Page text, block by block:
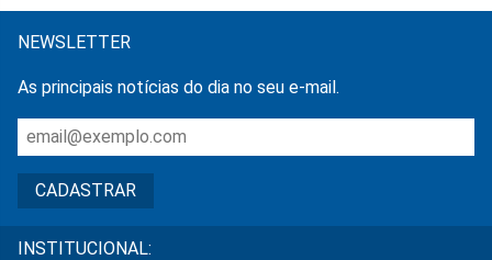
NEWSLETTER
As principais notícias do dia no seu e-mail.
INSTITUCIONAL: